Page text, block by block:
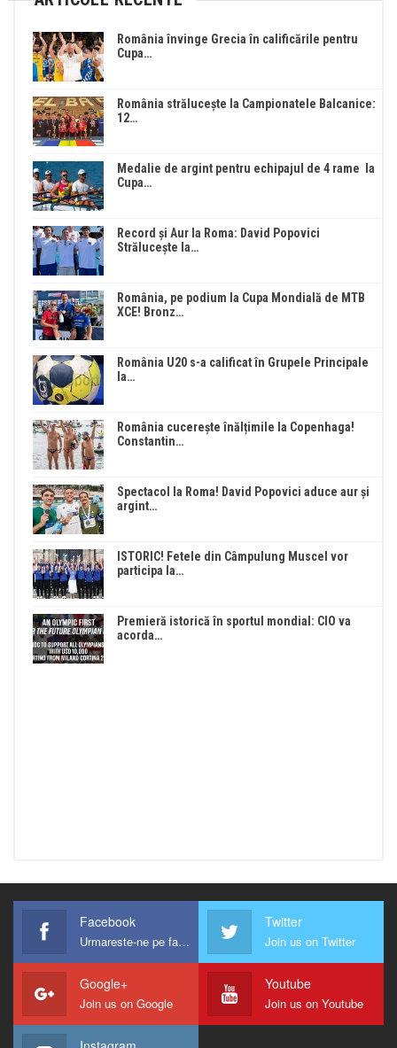
România învinge Grecia în calificările pentru
Cupa…
România strălucește la Campionatele Balcanice:
12…
Medalie de argint pentru echipajul de 4 rame la
Cupa…
Record și Aur la Roma: David Popovici
Strălucește la…
România, pe podium la Cupa Mondială de MTB
XCE! Bronz…
România U20 s-a calificat în Grupele Principale
la…
România cucerește înălțimile la Copenhaga!
Constantin…
Spectacol la Roma! David Popovici aduce aur și
argint…
ISTORIC! Fetele din Câmpulung Muscel vor
participa la…
Premieră istorică în sportul mondial: CIO va
acorda…
Facebook
Urmareste-ne pe facebook !
Twitter
Join us on Twitter
Google+
Join us on Google
Youtube
Join us on Youtube